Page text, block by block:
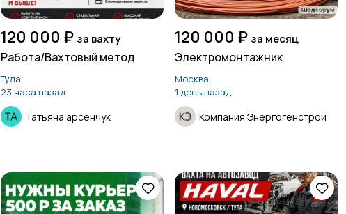
120 000 ₽ за вахту
Работа/Вахтовый метод
Тула
23 часа назад
Татьяна арсенчук
120 000 ₽ за месяц
Электромонтажник
Москва
1 день назад
Компания Энергогенстрой